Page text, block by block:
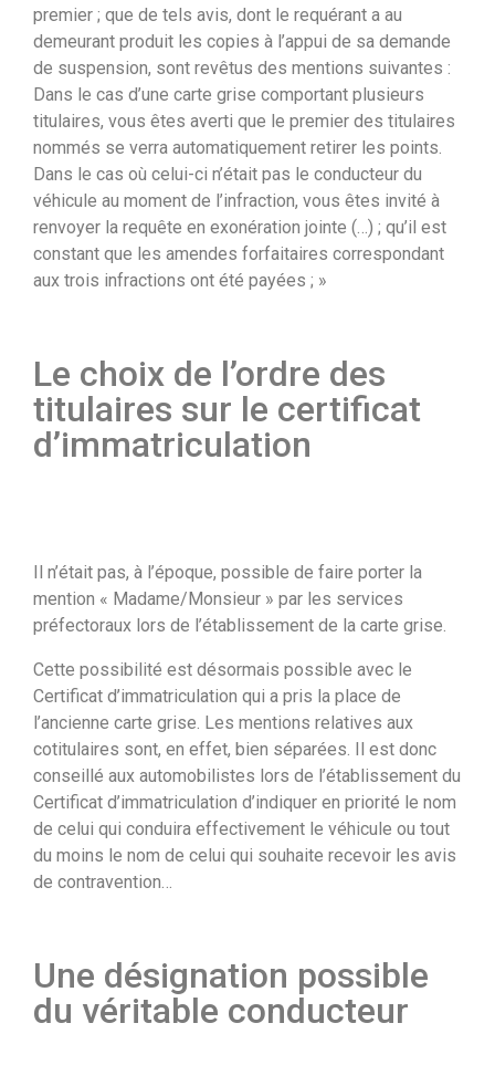
premier ; que de tels avis, dont le requérant a au
demeurant produit les copies à l’appui de sa demande
de suspension, sont revêtus des mentions suivantes :
Dans le cas d’une carte grise comportant plusieurs
titulaires, vous êtes averti que le premier des titulaires
nommés se verra automatiquement retirer les points.
Dans le cas où celui-ci n’était pas le conducteur du
véhicule au moment de l’infraction, vous êtes invité à
renvoyer la requête en exonération jointe (…) ; qu’il est
constant que les amendes forfaitaires correspondant
aux trois infractions ont été payées ; »
Le choix de l’ordre des
titulaires sur le certificat
d’immatriculation
Il n’était pas, à l’époque, possible de faire porter la
mention « Madame/Monsieur » par les services
préfectoraux lors de l’établissement de la carte grise.
Cette possibilité est désormais possible avec le
Certificat d’immatriculation qui a pris la place de
l’ancienne carte grise. Les mentions relatives aux
cotitulaires sont, en effet, bien séparées. Il est donc
conseillé aux automobilistes lors de l’établissement du
Certificat d’immatriculation d’indiquer en priorité le nom
de celui qui conduira effectivement le véhicule ou tout
du moins le nom de celui qui souhaite recevoir les avis
de contravention…
Une désignation possible
du véritable conducteur